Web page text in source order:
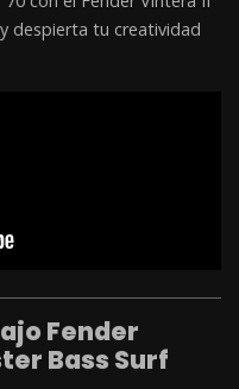
despierta tu creatividad
Fender
Bass Surf